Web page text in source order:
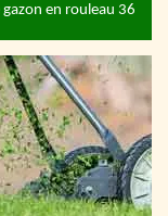
gazon en rouleau 36